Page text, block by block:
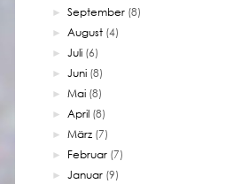
►September (8)
►August (4)
►Juli (6)
►Juni (8)
►Mai (8)
►April (8)
►März (7)
► Februar (7)
►Januar (9)